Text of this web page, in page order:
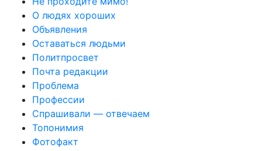
О людях хороших
Объявления
Оставаться людьми
Политпросвет
Почта редакции
Проблема
Профессии
Спрашивали — отвечаем
Топонимия
Фотофакт